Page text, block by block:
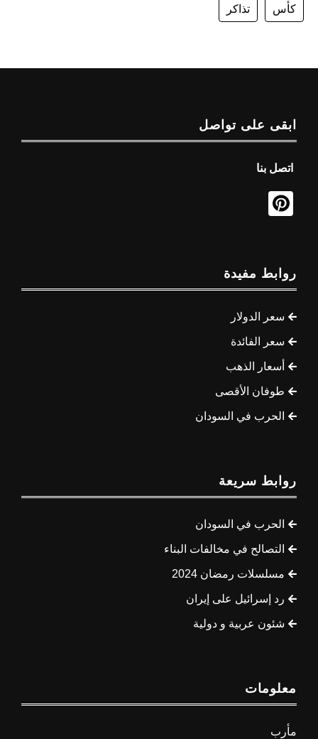
كأس تذاكر
ابقى على تواصل
اتصل بنا
روابط مفيدة
سعر الدولار
سعر الفائدة
أسعار الذهب
طوفان الأقصى
الحرب في السودان
روابط سريعة
الحرب في السودان
التصالح في مخالفات البناء
مسلسلات رمضان 2024
رد إسرائيل على إيران
شئون عربية و دولية
معلومات
مأرب